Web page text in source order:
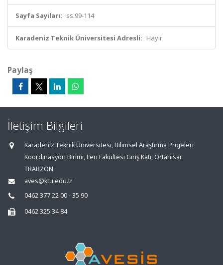
Sayfa Sayıları: ss.99-114
Karadeniz Teknik Üniversitesi Adresli: Hayır
Paylaş
İletişim Bilgileri
Karadeniz Teknik Üniversitesi, Bilimsel Araştırma Projeleri
Koordinasyon Birimi, Fen Fakültesi Giriş Katı, Ortahisar
TRABZON
aves@ktu.edu.tr
0462 377 22 00 - 35 90
0462 325 34 84